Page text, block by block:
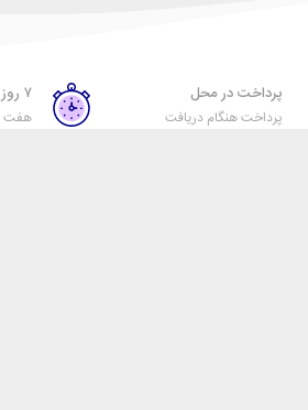
پرداخت در محل
پرداخت هنگام دریافت
۷ روز ضمانت بازگشت
هفت